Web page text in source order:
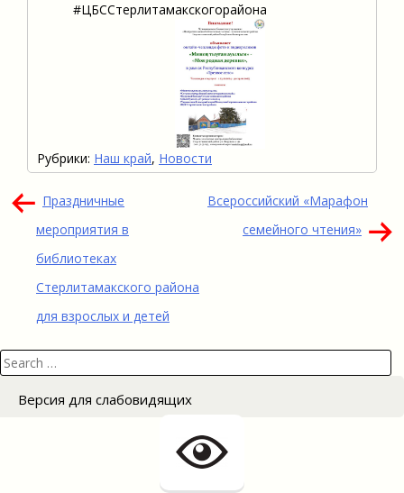
#ЦБССтерлитамакскогорайона
Рубрики: Наш край, Новости
Навигация
по
записям
Праздничные
мероприятия в
библиотеках
Стерлитамакского района
для взрослых и детей
Всероссийский «Марафон
семейного чтения»
Search
for:
Версия для слабовидящих